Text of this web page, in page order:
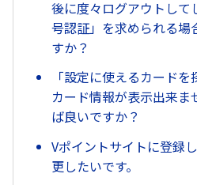
後に度々ログアウトして
号認証」を求められる場
すか？
「設定に使えるカード
カード情報が表示出来
ば良いですか？
Vポイントサイトに登録
更したいです。